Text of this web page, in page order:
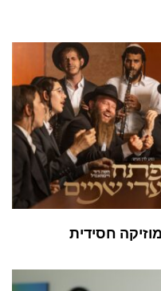
חסידית